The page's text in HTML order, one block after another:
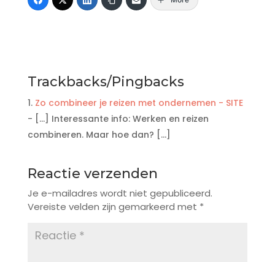
Trackbacks/Pingbacks
Zo combineer je reizen met ondernemen - SITE
- […] Interessante info: Werken en reizen
combineren. Maar hoe dan? […]
Reactie verzenden
Je e-mailadres wordt niet gepubliceerd.
Vereiste velden zijn gemarkeerd met *